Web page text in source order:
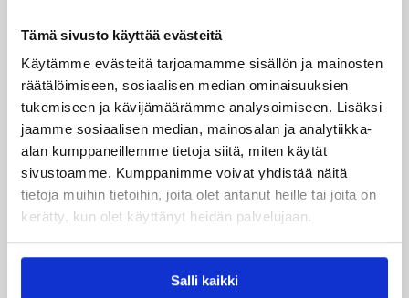
Tämä sivusto käyttää evästeitä
Käytämme evästeitä tarjoamamme sisällön ja mainosten
räätälöimiseen, sosiaalisen median ominaisuuksien
tukemiseen ja kävijämäärämme analysoimiseen. Lisäksi
jaamme sosiaalisen median, mainosalan ja analytiikka-
alan kumppaneillemme tietoja siitä, miten käytät
sivustoamme. Kumppanimme voivat yhdistää näitä
tietoja muihin tietoihin, joita olet antanut heille tai joita on
kerätty, kun olet käyttänyt heidän palvelujaan.
Salli kaikki
Henkilöt
Ari Hannula Mikko Koivisto
Kategoriat
Pääjuttu